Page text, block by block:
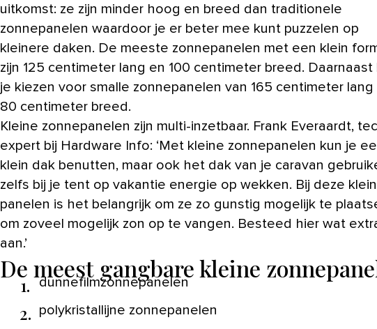
uitkomst: ze zijn minder hoog en breed dan traditionele
zonnepanelen waardoor je er beter mee kunt puzzelen op
kleinere daken. De meeste zonnepanelen met een klein
zijn 125 centimeter lang en 100 centimeter breed. Daarnaast
je kiezen voor smalle zonnepanelen van 165 centimeter lang
80 centimeter breed.
Kleine zonnepanelen zijn multi-inzetbaar. Frank Everaardt,
expert bij Hardware Info: ‘Met kleine zonnepanelen kun je
klein dak benutten, maar ook het dak van je caravan
zelfs bij je tent op vakantie energie op wekken. Bij deze
panelen is het belangrijk om ze zo gunstig mogelijk te
om zoveel mogelijk zon op te vangen. Besteed hier wat
aan.’
De meest gangbare kleine
1. dunnefilmzonnepanelen
2. polykristallijne zonnepanelen